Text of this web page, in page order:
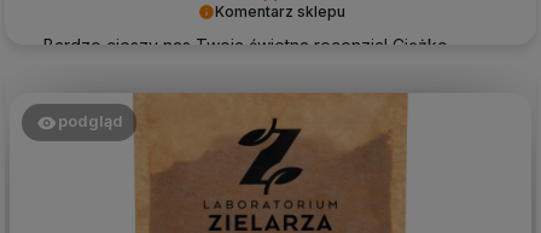
Komentarz sklepu
Bardzo cieszy nas Twoja świetna recenzja! Ciężko
jak Ty i jesteśmy zadowoleni, że nam się udało. Mamy
nadzieję, że do nas wrócisz :) Pozdrawiamy
podgląd